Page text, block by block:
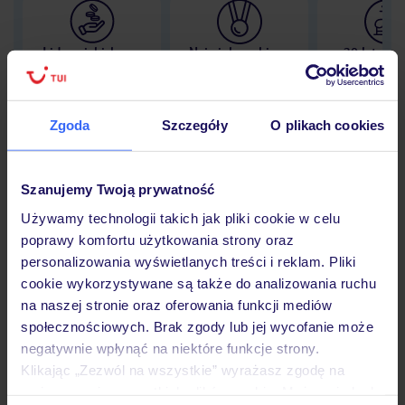
Zgoda Szczegóły O plikach cookies
Szanujemy Twoją prywatność
Używamy technologii takich jak pliki cookie w celu
poprawy komfortu użytkowania strony oraz
personalizowania wyświetlanych treści i reklam. Pliki
cookie wykorzystywane są także do analizowania ruchu
na naszej stronie oraz oferowania funkcji mediów
społecznościowych. Brak zgody lub jej wycofanie może
negatywnie wpłynąć na niektóre funkcje strony.
Klikając „Zezwól na wszystkie” wyrażasz zgodę na
Lider niskich cen
Największe biuro
30 lat w
Hotel
Opinie
Pokoje